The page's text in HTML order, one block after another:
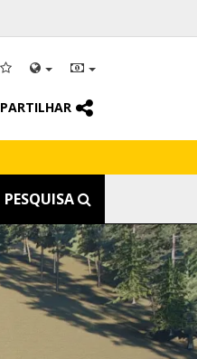
PARTILHAR
PESQUISA